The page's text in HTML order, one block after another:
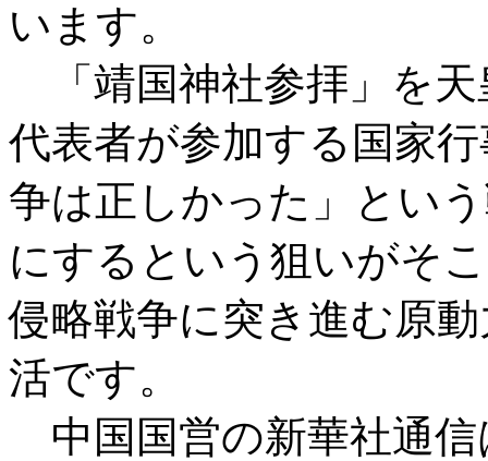
います。
「靖国神社参拝」を
代表者が参加する国家
争は正しかった」とい
にするという狙いがそ
侵略戦争に突き進む原
活です。
中国国営の新華社通信